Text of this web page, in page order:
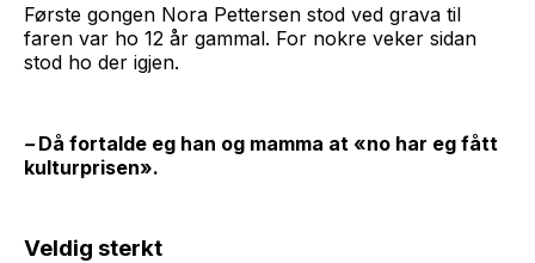
Første gongen Nora Pettersen stod ved grava til
faren var ho 12 år gammal. For nokre veker sidan
stod ho der igjen.
–Då fortalde eg han og mamma at «no har eg fått
kulturprisen».
Veldig sterkt